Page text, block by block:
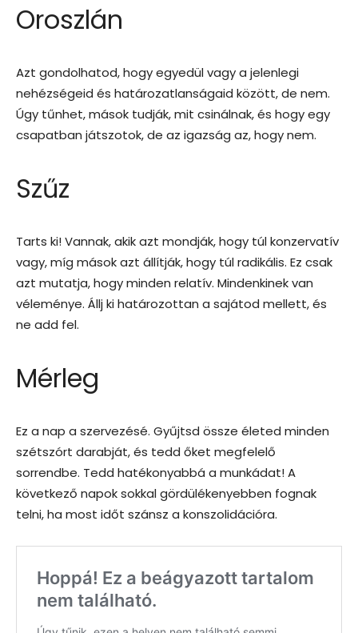
Oroszlán
Azt gondolhatod, hogy egyedül vagy a jelenlegi
nehézségeid és határozatlanságaid között, de nem.
Úgy tűnhet, mások tudják, mit csinálnak, és hogy egy
csapatban játszotok, de az igazság az, hogy nem.
Szűz
Tarts ki! Vannak, akik azt mondják, hogy túl konzervatív
vagy, míg mások azt állítják, hogy túl radikális. Ez csak
azt mutatja, hogy minden relatív. Mindenkinek van
véleménye. Állj ki határozottan a sajátod mellett, és
ne add fel.
Mérleg
Ez a nap a szervezésé. Gyűjtsd össze életed minden
szétszórt darabját, és tedd őket megfelelő
sorrendbe. Tedd hatékonyabbá a munkádat! A
következő napok sokkal gördülékenyebben fognak
telni, ha most időt szánsz a konszolidációra.